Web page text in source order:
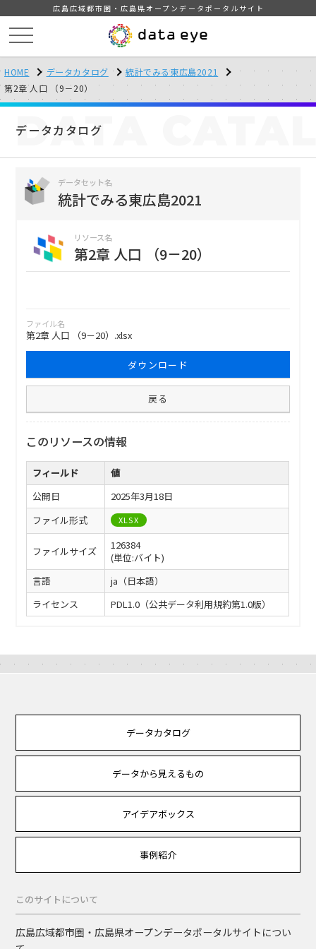
広島広域都市圏・広島県オープンデータポータルサイト
HOME データカタログ
統計でみる東広島2021
第2章 人口 （9－20）
データカタログ
DATA
データセット名
統計でみる東広島2021
リソース名
第2章 人口 （9－20）
ファイル名
第2章 人口 （9－20）.xlsx
ダウンロード
戻る
このリソースの情報
フィールド
値
公開日
2025年3月18日
ファイル形式
XLSX
ファイルサイズ
126384
(単位:バイト)
言語
ja（日本語）
ライセンス
PDL1.0（公共データ利用規約第1.0版）
データカタログ
データから見えるもの
アイデアボックス
事例紹介
このサイトについて
広島広域都市圏・広島県オープンデータポータルサイトについ